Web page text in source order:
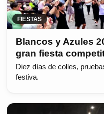
FIESTAS
Blancos y Azules
gran fiesta
Diez días de colles,
festiva.